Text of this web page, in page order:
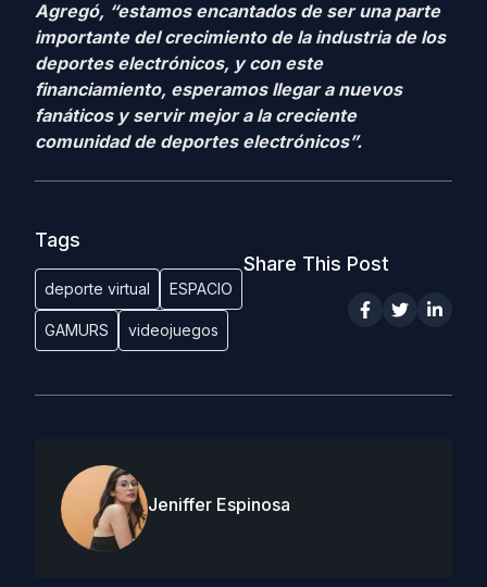
Agregó, “estamos encantados de ser una parte
importante del crecimiento de la industria de los
deportes electrónicos, y con este
financiamiento, esperamos llegar a nuevos
fanáticos y servir mejor a la creciente
comunidad de deportes electrónicos”.
Tags
deporte virtual ESPACIO
GAMURS videojuegos
Share This Post
Jeniffer Espinosa